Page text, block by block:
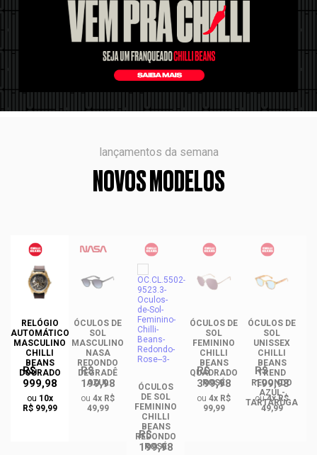
lançamentos da semana
NOVOS MODELOS
RELÓGIO
AUTOMÁTICO
MASCULINO
CHILLI
BEANS
DOURADO
R$
999,98
ou 10x
R$ 99,99
ÓCULOS DE
SOL
MASCULINO
NASA
REDONDO
DEGRADÊ
AZUL
R$
199,98
ou 4x R$
49,99
ÓCULOS
DE SOL
FEMININO
CHILLI
BEANS
REDONDO
ROSÉ
R$
199,98
ÓCULOS DE
SOL
FEMININO
CHILLI
BEANS
QUADRADO
ROSÉ
R$
399,98
ou 4x R$
99,99
ÓCULOS DE
SOL
UNISSEX
CHILLI
BEANS
TREND
REDONDO
AZUL-
TARTARUGA
R$
199,98
ou4x R$
49,99